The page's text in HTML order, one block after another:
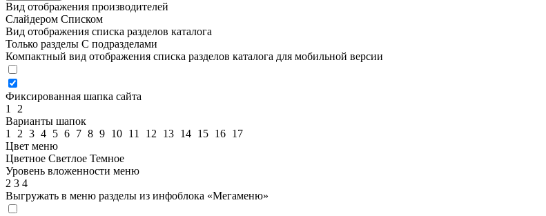
Вид отображения производителей
Слайдером Списком
Вид отображения списка разделов каталога
Только разделы С подразделами
Компактный вид отображения списка разделов каталога для мобильной версии
Фиксированная шапка сайта
1
2
Варианты шапок
1
2 3 4 5 6 7 8 9 10 11 12 13 14 15 16 17
Цвет меню
Цветное Светлое Темное
Уровень вложенности меню
2 3 4
Выгружать в меню разделы из инфоблока «Мегаменю»